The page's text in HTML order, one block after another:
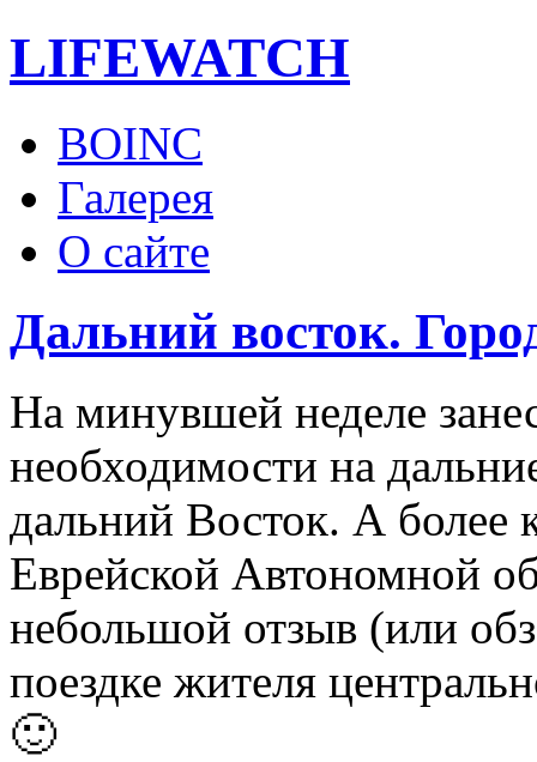
LIFEWATCH
BOINC
Галерея
О сайте
Дальний восток.
На минувшей неделе
необходимости на
дальний Восток. А более
Еврейской Автономной
небольшой отзыв (или
поездке жителя
🙂